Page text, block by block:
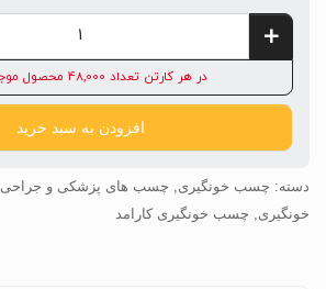
در هر کارتن تعداد 48,000 محصول موجود است
افزودن به سبد خرید
دسته: چسب خونگیری, چسب های پزشکی و جراحی
خونگیری, چسب خونگیری کارامد